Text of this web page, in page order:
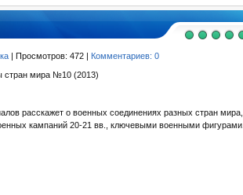
| Просмотров: 472 | Комментариев: 0
расскажет о военных соединениях разных стран мира,
кампаний 20-21 вв., ключевыми военными фигурами.